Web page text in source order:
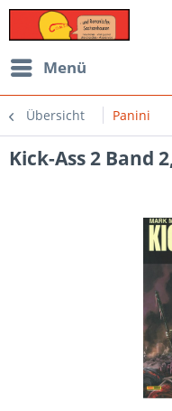
Menü
Übersicht Panini
Kick-Ass 2 Band